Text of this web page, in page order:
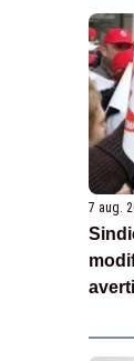
7 aug.